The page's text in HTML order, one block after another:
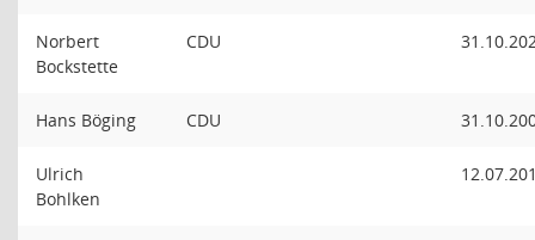
Norbert
Bockstette
CDU
Hans Böging CDU
Ulrich
Bohlken